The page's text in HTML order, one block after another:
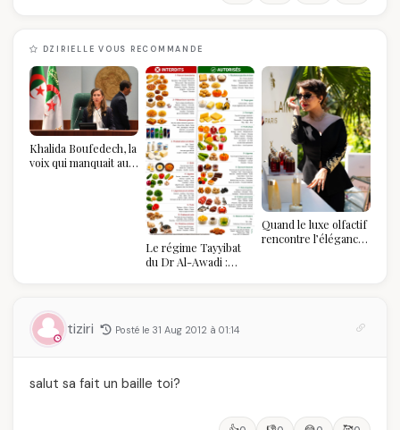
DZIRIELLE VOUS RECOMMANDE
Khalida Boufedech, la
voix qui manquait au
Le régime Tayyibat
du Dr Al-Awadi :
vraiment savoir
Quand le luxe olfactif
rencontre l’élégance
tiziri Posté le 31 Aug 2012 à 01:14
salut sa fait un baille toi?